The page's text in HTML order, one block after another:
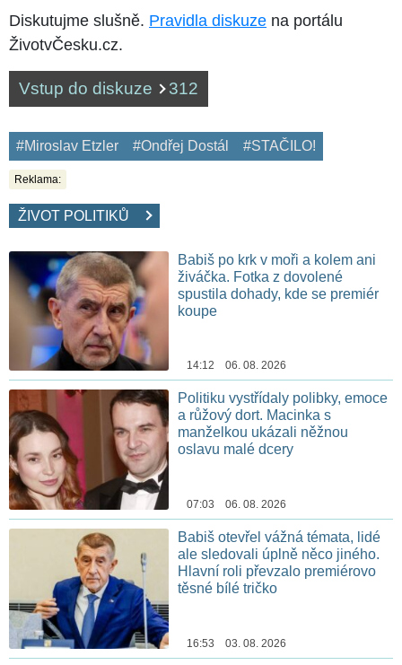
Diskutujme slušně. Pravidla diskuze na portálu
ŽivotvČesku.cz.
Vstup do diskuze 312
#Miroslav Etzler #Ondřej Dostál #STAČILO!
Reklama:
ŽIVOT POLITIKŮ
Babiš po krk v moři a kolem ani
živáčka. Fotka z dovolené
spustila dohady, kde se premiér
koupe
14:12 06. 08. 2026
Politiku vystřídaly polibky, emoce
a růžový dort. Macinka s
manželkou ukázali něžnou
oslavu malé dcery
07:03 06. 08. 2026
Babiš otevřel vážná témata, lidé
ale sledovali úplně něco jiného.
Hlavní roli převzalo premiérovo
těsné bílé tričko
16:53 03. 08. 2026